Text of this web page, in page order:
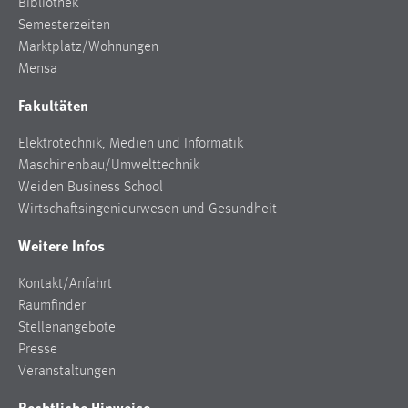
Bibliothek
Semesterzeiten
Marktplatz/Wohnungen
Mensa
Fakultäten
Elektrotechnik, Medien und Informatik
Maschinenbau/Umwelttechnik
Weiden Business School
Wirtschaftsingenieurwesen und Gesundheit
Weitere Infos
Kontakt/Anfahrt
Raumfinder
Stellenangebote
Presse
Veranstaltungen
Zweck:
einloggen zu können.
24 Stunden
STATISTIK
Statistik Cookies erfassen Informationen anonym.
unsere Besucher unsere Website nutzen.
Matomo
Name: